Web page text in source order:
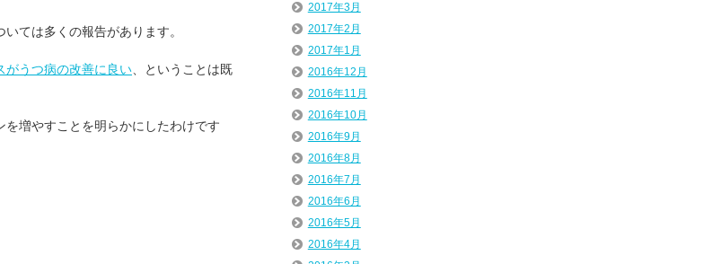
ては多くの報告があります。
がうつ病の改善に良い 、ということは既
増やすことを明らかにしたわけです
2017年3月
2017年2月
2017年1月
2016年12月
2016年11月
2016年10月
2016年9月
2016年8月
2016年7月
2016年6月
2016年5月
2016年4月